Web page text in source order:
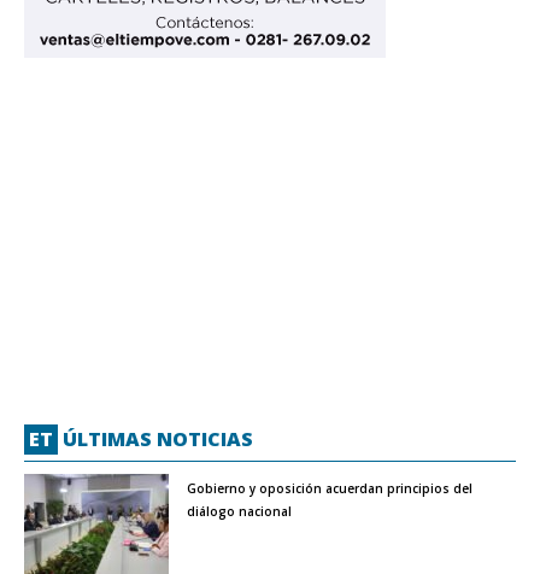
ET ÚLTIMAS NOTICIAS
Gobierno y oposición acuerdan principios del
diálogo nacional